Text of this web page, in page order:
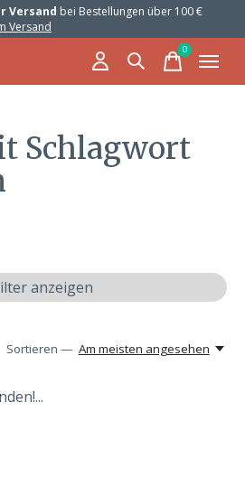
Versand bei Bestellungen über 100 €
Versand
0items
Schlagwort
anzeigen
Sortieren — Am meisten angesehen